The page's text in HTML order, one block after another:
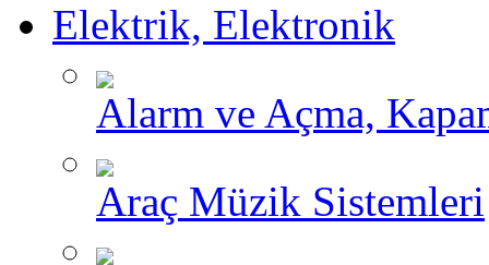
Elektrik, Elektronik
Alarm ve Açma,
Araç Müzik Sistemleri